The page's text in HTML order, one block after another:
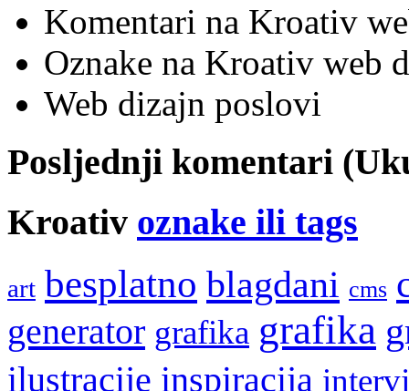
Komentari na Kroativ
Oznake na Kroativ web
Web dizajn poslovi
Posljednji komentari
Kroativ oznake ili tags
art besplatno blagdani cms
generator grafika grafika
ilustracije inspiracija